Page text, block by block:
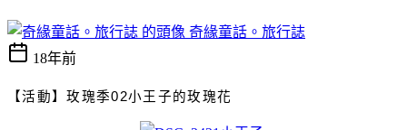
奇緣童話。旅行誌
18年前
【活動】玫瑰季02小王子的玫瑰花